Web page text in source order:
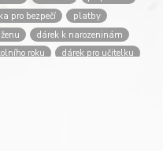
pro bezpečí
platby
dárek k narozeninám
roku
dárek pro učitelku